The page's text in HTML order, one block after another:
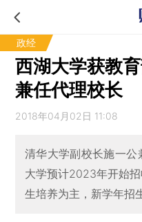
政经
西湖大学获教
兼任代理校长
2018年04月02日 11:08
清华大学副校长施一
大学预计2023年开始
生培养为主，新学年招